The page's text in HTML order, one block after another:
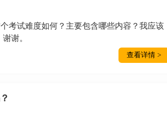
考试难度如何？主要包含哪些内容？我应该
谢。
查看详情 >